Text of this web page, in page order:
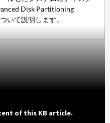
Disk Partitioning
いて説明します。
of this KB article.